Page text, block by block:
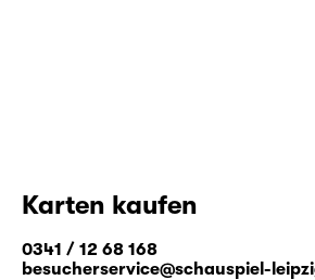
Karten kaufen
0341 / 12 68 168
besucherservice@schauspiel-